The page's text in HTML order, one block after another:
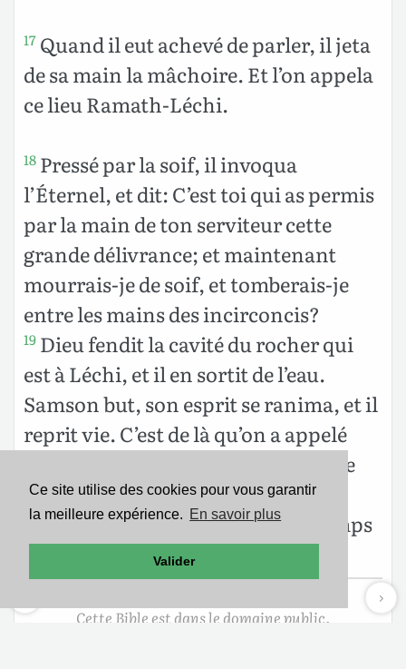
Ce site utilise des cookies pour vous garantir
la meilleure expérience. En savoir plus
Valider
17 Quand il eut achevé de parler, il jeta
de sa main la mâchoire. Et l’on appela
ce lieu Ramath-Léchi.
18 Pressé par la soif, il invoqua
l’Éternel, et dit: C’est toi qui as permis
par la main de ton serviteur cette
grande délivrance; et maintenant
mourrais-je de soif, et tomberais-je
entre les mains des incirconcis?
19 Dieu fendit la cavité du rocher qui
est à Léchi, et il en sortit de l’eau.
Samson but, son esprit se ranima, et il
reprit vie. C’est de là qu’on a appelé
cette source En-Hakkoré; elle existe
encore aujourd’hui à Léchi.
20Samson fut juge en Israël, au temps
des Philistins, pendant vingt ans.
Cette Bible est dans le domaine public.